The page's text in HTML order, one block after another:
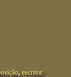
, escritor